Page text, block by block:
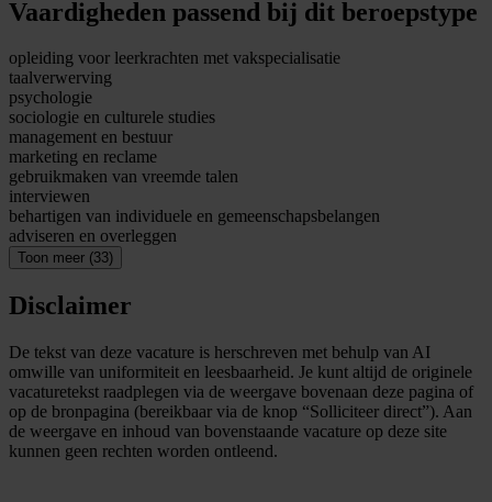
Vaardigheden passend bij dit beroepstype
opleiding voor leerkrachten met vakspecialisatie
taalverwerving
psychologie
sociologie en culturele studies
management en bestuur
marketing en reclame
gebruikmaken van vreemde talen
interviewen
behartigen van individuele en gemeenschapsbelangen
adviseren en overleggen
Toon meer (33)
Disclaimer
De tekst van deze vacature is herschreven met behulp van AI
omwille van uniformiteit en leesbaarheid. Je kunt altijd de originele
vacaturetekst raadplegen via de weergave bovenaan deze pagina of
op de bronpagina (bereikbaar via de knop “Solliciteer direct”). Aan
de weergave en inhoud van bovenstaande vacature op deze site
kunnen geen rechten worden ontleend.